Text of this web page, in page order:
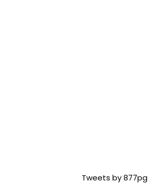
Tweets by 877pg